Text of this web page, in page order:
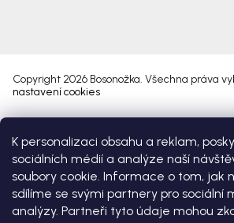
K personalizaci obsahu a reklam,
sociálních médií a analýze naší
soubory cookie. Informace o tom, jak
sdílíme se svými partnery pro sociální
analýzy. Partneři tyto údaje mohou
Copyright 2026 Bosonožka. Všechna práva
nastavení cookies